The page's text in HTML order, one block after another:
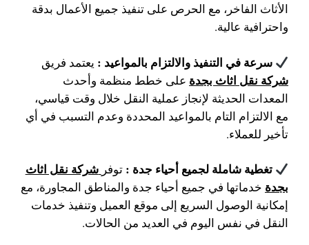
الأثاث الفاخر، مع الحرص على تنفيذ جميع الأعمال بدقة
واحترافية عالية.
سرعة في التنفيذ والالتزام بالمواعيد : يعتمد فريق
شركة نقل اثاث بجدة على خطط منظمة وأحدث
المعدات الحديثة لإنجاز عملية النقل خلال وقت قياسي،
مع الالتزام التام بالمواعيد المحددة وعدم التسبب في أي
تأخير للعملاء.
تغطية شاملة لجميع أحياء جدة :توفر شركة نقل اثاث
بجدة خدماتها في جميع أحياء جدة والمناطق المجاورة، مع
إمكانية الوصول السريع إلى موقع العميل وتنفيذ خدمات
النقل في نفس اليوم في العديد من الحالات.